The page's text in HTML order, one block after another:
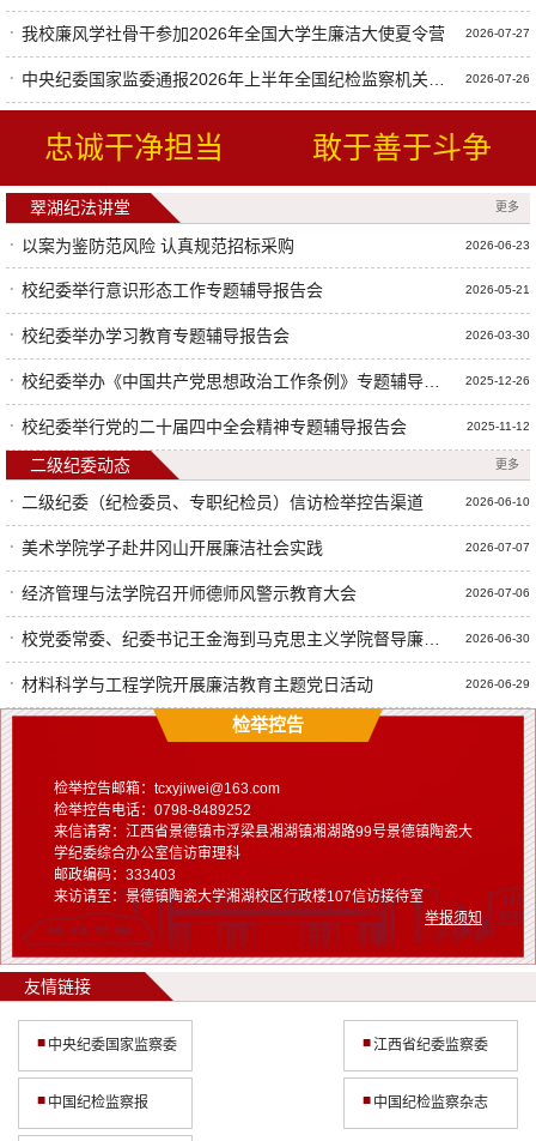
我校廉风学社骨干参加2026年全国大学生廉洁大使夏令营 2026-07-27
中央纪委国家监委通报2026年上半年全国纪检监察机关监督检查审查调查情况 2026-07-26
忠诚干净担当 敢于善于斗争
翠湖纪法讲堂 更多
以案为鉴防范风险 认真规范招标采购 2026-06-23
校纪委举行意识形态工作专题辅导报告会 2026-05-21
校纪委举办学习教育专题辅导报告会 2026-03-30
校纪委举办《中国共产党思想政治工作条例》专题辅导报告会 2025-12-26
校纪委举行党的二十届四中全会精神专题辅导报告会 2025-11-12
二级纪委动态 更多
二级纪委（纪检委员、专职纪检员）信访检举控告渠道 2026-06-10
美术学院学子赴井冈山开展廉洁社会实践 2026-07-07
经济管理与法学院召开师德师风警示教育大会 2026-07-06
校党委常委、纪委书记王金海到马克思主义学院督导廉洁文化建设工作 2026-06-30
材料科学与工程学院开展廉洁教育主题党日活动 2026-06-29
检举控告
检举控告邮箱：tcxyjiwei@163.com
检举控告电话：0798-8489252
来信请寄：江西省景德镇市浮梁县湘湖镇湘湖路99号景德镇陶瓷大
学纪委综合办公室信访审理科
邮政编码：333403
来访请至：景德镇陶瓷大学湘湖校区行政楼107信访接待室
举报须知
友情链接
中央纪委国家监察委 江西省纪委监察委
中国纪检监察报 中国纪检监察杂志